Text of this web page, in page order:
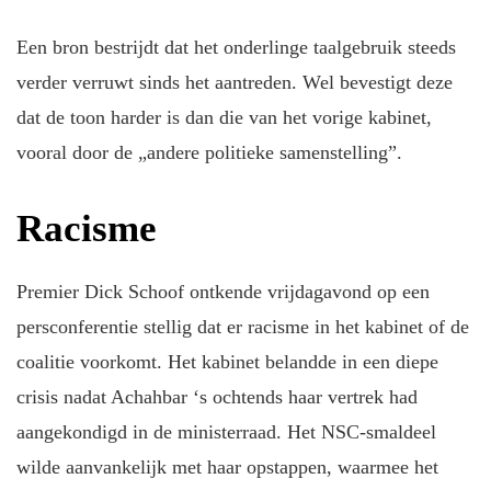
Een bron bestrijdt dat het onderlinge taalgebruik steeds
verder verruwt sinds het aantreden. Wel bevestigt deze
dat de toon harder is dan die van het vorige kabinet,
vooral door de „andere politieke samenstelling”.
Racisme
Premier Dick Schoof ontkende vrijdagavond op een
persconferentie stellig dat er racisme in het kabinet of de
coalitie voorkomt. Het kabinet belandde in een diepe
crisis nadat Achahbar ‘s ochtends haar vertrek had
aangekondigd in de ministerraad. Het NSC-smaldeel
wilde aanvankelijk met haar opstappen, waarmee het